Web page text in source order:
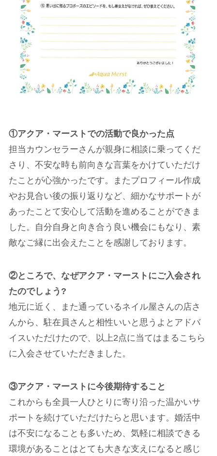
①アクア・マーストでの活動で良かった点
担当カウンセラーさんが親身に相談に乗ってくだ
さり、不安な時も前向きな言葉をかけていただけ
たことが心強かったです。またプロフィール作成
やお見合い後の振り返りなど、細かなサポートが
あったことて安心して活動を進めることができま
した。自分自身と向き合う良い機会にもなり、素
敵なご縁に出会えたことを感謝しております。
②ところで、なぜアクア・マーストにご入会され
たのでしょう?
地元に近く、また通っているネイル屋さんの店さ
んから、駐在員さんと相性いいと思うよとアドバ
イスいただけたので、以上2点に当てはまるこちら
に入会させていただきました。
③アクア・マーストに今後期待すること
これからも全員一人ひとりに寄り沿った温かいサ
ポートを続けていただけたらと思います。婚活中
は不安になることも多いため、気軽に相談できる
環境があることはとても大きな支えになると感じ